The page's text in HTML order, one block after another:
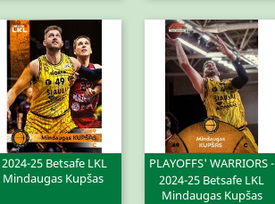
2024-25 Betsafe LKL
Mindaugas Kupšas
Greita peržiūra
PLAYOFFS' WARRIORS -
2024-25 Betsafe LKL
Mindaugas Kupšas
Greita peržiūra